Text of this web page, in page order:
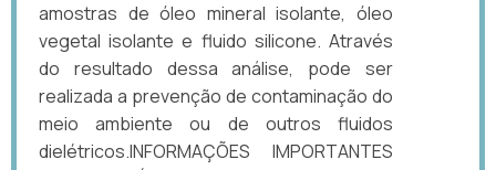
amostras de óleo mineral isolante, óleo
vegetal isolante e fluido silicone. Através
do resultado dessa análise, pode ser
realizada a prevenção de contaminação do
meio ambiente ou de outros fluidos
dielétricos.INFORMAÇÕES IMPORTANTES